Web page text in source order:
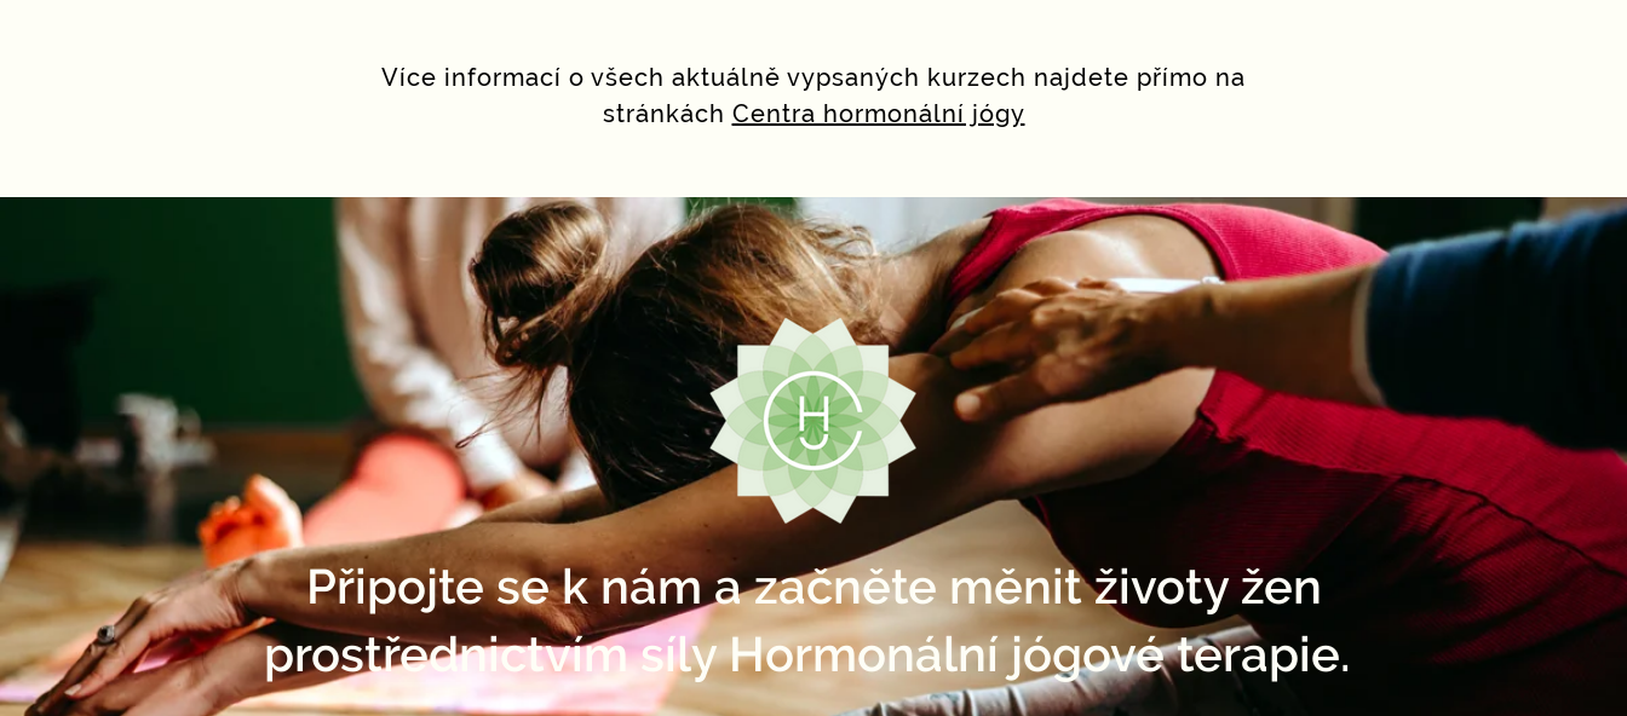
Více informací o všech aktuálně vypsaných kurzech najdete přímo na
stránkách Centra hormonální jógy
Připojte se k nám a začněte měnit životy žen
prostřednictvím síly Hormonální jógové terapie.